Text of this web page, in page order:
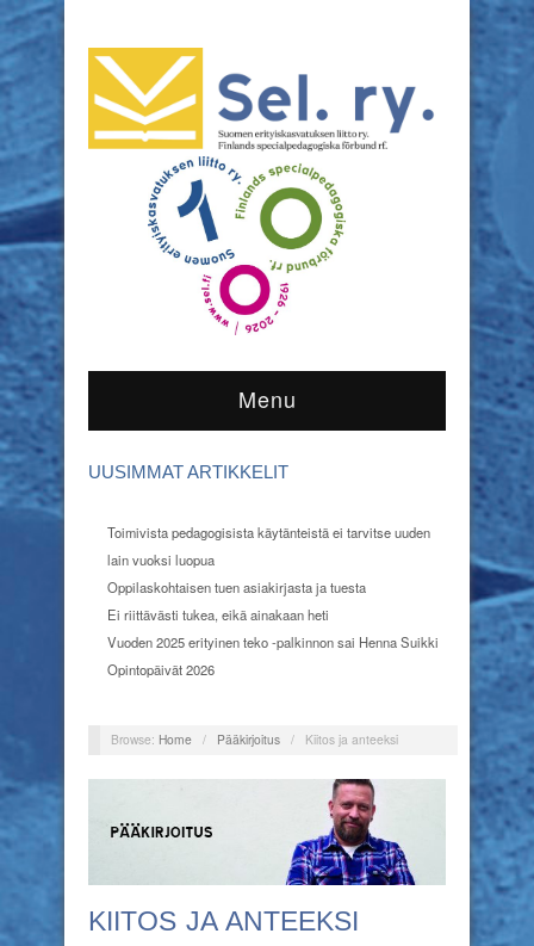
Menu
UUSIMMAT ARTIKKELIT
Toimivista pedagogisista käytänteistä ei tarvitse uuden
lain vuoksi luopua
Oppilaskohtaisen tuen asiakirjasta ja tuesta
Ei riittävästi tukea, eikä ainakaan heti
Vuoden 2025 erityinen teko -palkinnon sai Henna Suikki
Opintopäivät 2026
Browse: Home / Pääkirjoitus / Kiitos ja anteeksi
KIITOS JA ANTEEKSI